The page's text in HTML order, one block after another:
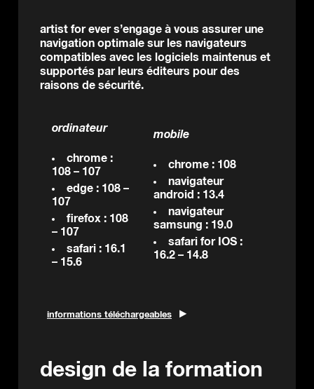
artist for ever s’engage à vous assurer une
navigation optimale sur les navigateurs
compatibles avec les logiciels maintenus et
supportés par leurs éditeurs pour des
raisons de sécurité.
ordinateur
chrome :
108 – 107
edge : 108 –
107
firefox : 108
– 107
safari : 16.1
– 15.6
mobile
chrome : 108
navigateur
android : 13.4
navigateur
samsung : 19.0
safari for IOS :
16.2 – 14.8
informations téléchargeables
design de la formation